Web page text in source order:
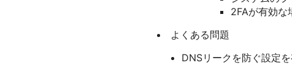
2FAが有効な
よくある問題
DNSリークを防ぐ設定